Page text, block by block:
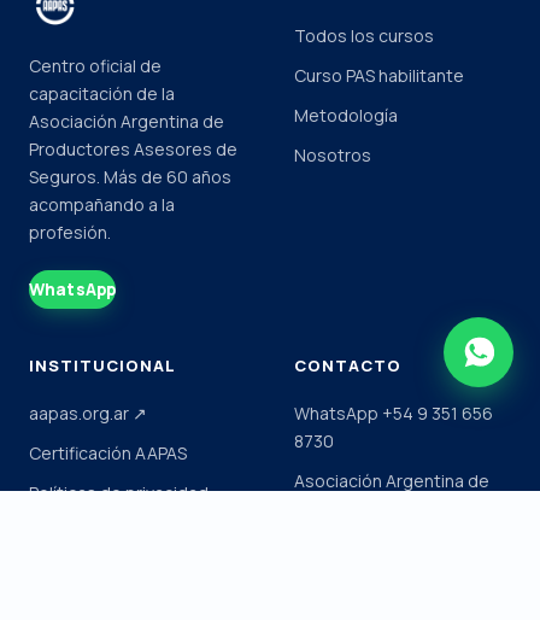
Centro oficial de
capacitación de la
Asociación Argentina de
Productores Asesores de
Seguros. Más de 60 años
acompañando a la
profesión.
WhatsApp
Todos los cursos
Curso PAS habilitante
Metodología
Nosotros
INSTITUCIONAL
aapas.org.ar ↗
Certificación AAPAS
Políticas de privacidad
CONTACTO
WhatsApp +54 9 351 656
8730
Asociación Argentina de